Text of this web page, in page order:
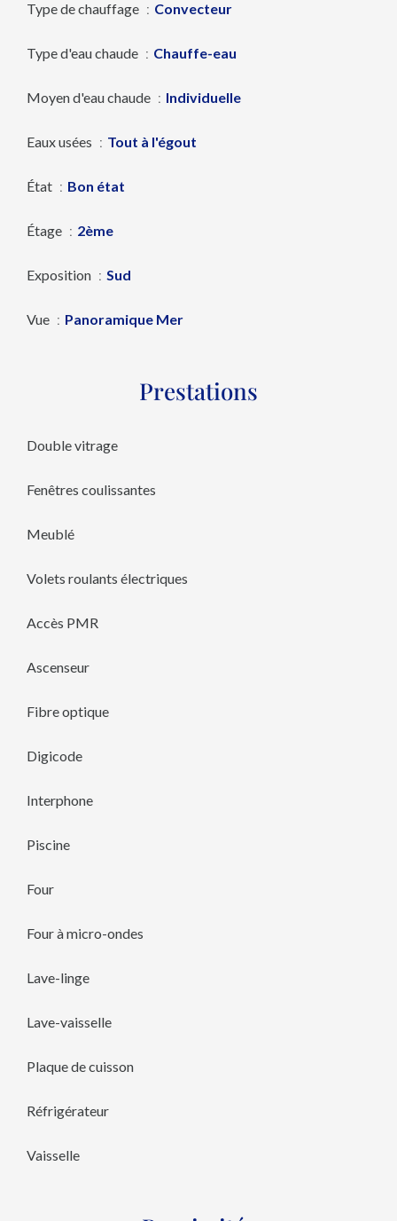
Type de chauffage Convecteur
Type d'eau chaude Chauffe-eau
Moyen d'eau chaude Individuelle
Eaux usées Tout à l'égout
État Bon état
Étage 2ème
Exposition Sud
Vue Panoramique Mer
Prestations
Double vitrage
Fenêtres coulissantes
Meublé
Volets roulants électriques
Accès PMR
Ascenseur
Fibre optique
Digicode
Interphone
Piscine
Four
Four à micro-ondes
Lave-linge
Lave-vaisselle
Plaque de cuisson
Réfrigérateur
Vaisselle